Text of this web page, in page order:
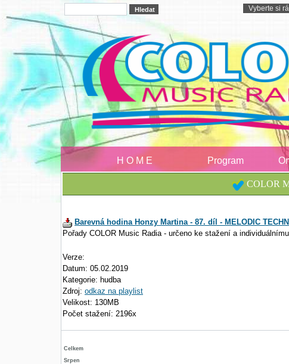
H O M E Program
COLOR
Barevná hodina Honzy Martina - 87. díl - MELODIC
Pořady COLOR Music Radia - určeno ke stažení a
Verze:
Datum: 05.02.2019
Kategorie: hudba
Zdroj: odkaz na playlist
Velikost: 130MB
Počet stažení: 2196x
Celkem
Srpen